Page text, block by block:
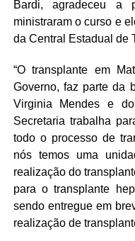
Bardi, agradeceu a
ministraram o curso e
da Central Estadual de
“O transplante em
Governo, faz parte da
Virginia Mendes e
Secretaria trabalha
todo o processo de
nós temos uma
realização do
para o transplante
sendo entregue em
realização de